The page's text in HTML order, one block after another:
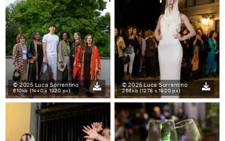
© 2025 Luca Sorrentino
610kb (1440 x 1920 px)
© 2025 Luca Sorrentino
266kb (1278 x 1920 px)